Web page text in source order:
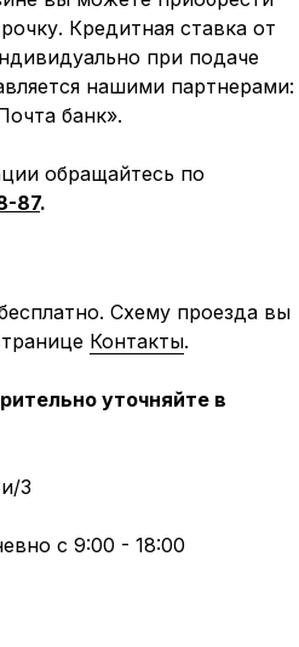
Кредитная ставка от
при подаче
нашими партнерами:
банк».
обращайтесь по
87.
Схему проезда вы
Контакты.
уточняйте в
3
с 9:00 - 18:00
условиях не
в Telegram